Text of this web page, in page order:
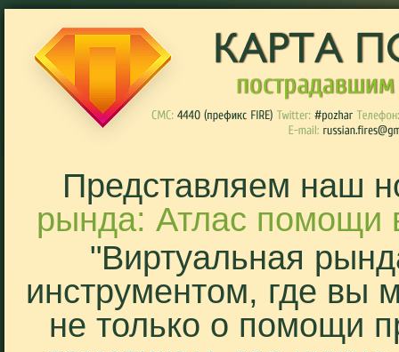
Представляем наш
рында: Атлас помощи
"Виртуальная
инструментом, где вы
не только о помощи